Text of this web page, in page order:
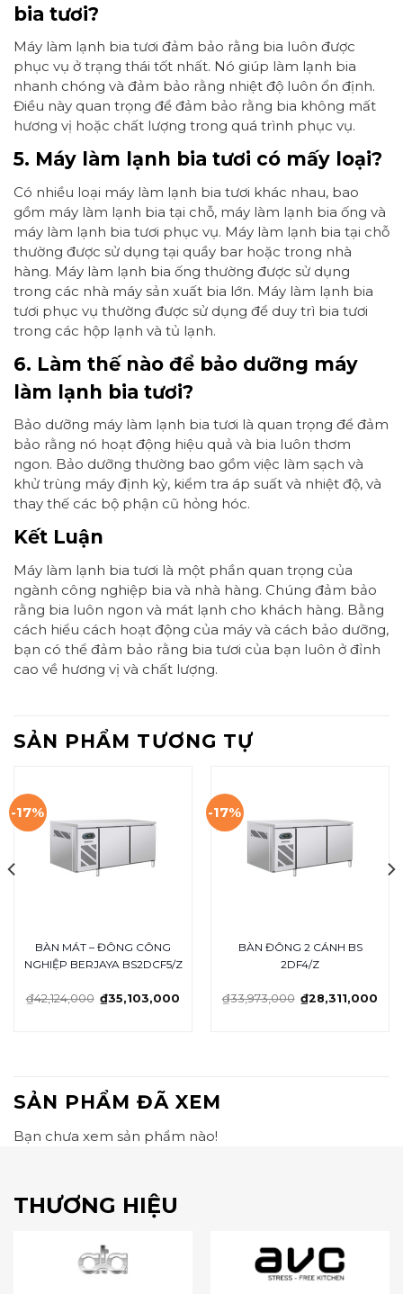
bia tươi?
Máy làm lạnh bia tươi đảm bảo rằng bia luôn được
phục vụ ở trạng thái tốt nhất. Nó giúp làm lạnh bia
nhanh chóng và đảm bảo rằng nhiệt độ luôn ổn định.
Điều này quan trọng để đảm bảo rằng bia không mất
hương vị hoặc chất lượng trong quá trình phục vụ.
5. Máy làm lạnh bia tươi có mấy loại?
Có nhiều loại máy làm lạnh bia tươi khác nhau, bao
gồm máy làm lạnh bia tại chỗ, máy làm lạnh bia ống và
máy làm lạnh bia tươi phục vụ. Máy làm lạnh bia tại chỗ
thường được sử dụng tại quầy bar hoặc trong nhà
hàng. Máy làm lạnh bia ống thường được sử dụng
trong các nhà máy sản xuất bia lớn. Máy làm lạnh bia
tươi phục vụ thường được sử dụng để duy trì bia tươi
trong các hộp lạnh và tủ lạnh.
6. Làm thế nào để bảo dưỡng máy
làm lạnh bia tươi?
Bảo dưỡng máy làm lạnh bia tươi là quan trọng để đảm
bảo rằng nó hoạt động hiệu quả và bia luôn thơm
ngon. Bảo dưỡng thường bao gồm việc làm sạch và
khử trùng máy định kỳ, kiểm tra áp suất và nhiệt độ, và
thay thế các bộ phận cũ hỏng hóc.
Kết Luận
Máy làm lạnh bia tươi là một phần quan trọng của
ngành công nghiệp bia và nhà hàng. Chúng đảm bảo
rằng bia luôn ngon và mát lạnh cho khách hàng. Bằng
cách hiểu cách hoạt động của máy và cách bảo dưỡng,
bạn có thể đảm bảo rằng bia tươi của bạn luôn ở đỉnh
cao về hương vị và chất lượng.
SẢN PHẨM TƯƠNG TỰ
-17%
BÀN MÁT – ĐÔNG CÔNG
NGHIỆP BERJAYA BS2DCF5/Z
₫42,124,000 ₫35,103,000
-17%
BÀN ĐÔNG 2 CÁNH BS
2DF4/Z
₫33,973,000 ₫28,311,000
SẢN PHẨM ĐÃ XEM
Bạn chưa xem sản phẩm nào!
THƯƠNG HIỆU